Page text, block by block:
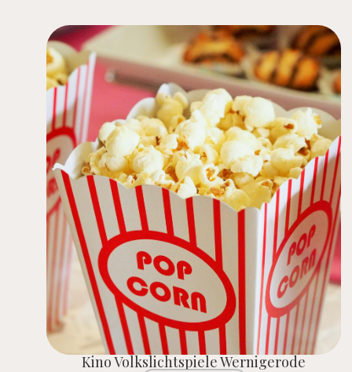
Kino Volkslichtspiele Wernigerode